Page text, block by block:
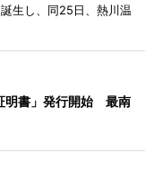
生し、同25日、熱川温
明書」発行開始 最南